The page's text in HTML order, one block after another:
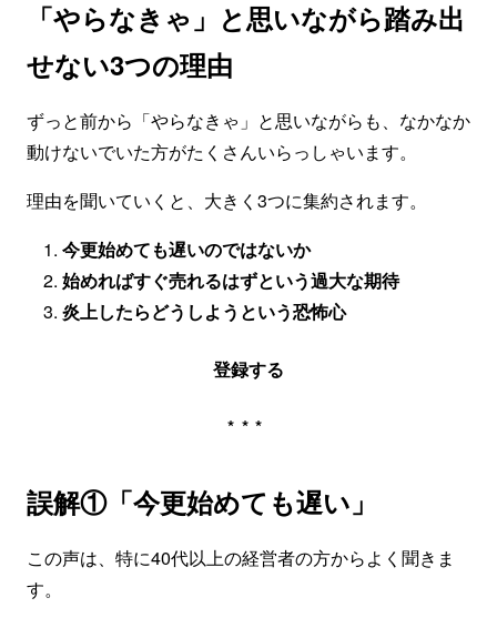
「やらなきゃ」と思いながら踏み出
せない3つの理由
ずっと前から「やらなきゃ」と思いながらも、なかなか
動けないでいた方がたくさんいらっしゃいます。
理由を聞いていくと、大きく3つに集約されます。
今更始めても遅いのではないか
始めればすぐ売れるはずという過大な期待
炎上したらどうしようという恐怖心
登録する
***
誤解①「今更始めても遅い」
この声は、特に40代以上の経営者の方からよく聞きま
す。